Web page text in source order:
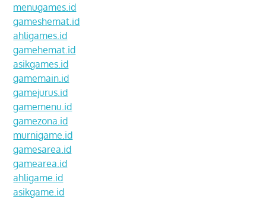
menugames.id
gameshemat.id
ahligames.id
gamehemat.id
asikgames.id
gamemain.id
gamejurus.id
gamemenu.id
gamezona.id
murnigame.id
gamesarea.id
gamearea.id
ahligame.id
asikgame.id